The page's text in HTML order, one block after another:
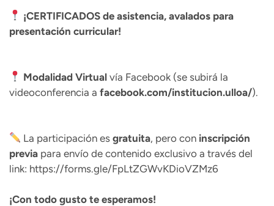
¡CERTIFICADOS de asistencia, avalados para
presentación curricular!
Modalidad Virtualvía Facebook (se subirá la
videoconferencia a facebook.com/institucion.ulloa/).
La participación esgratuita, pero con inscripción
previa para envío de contenido exclusivo a través del
link: https://forms.gle/FpLtZGWvKDioVZMz6
¡Con todo gusto te esperamos!